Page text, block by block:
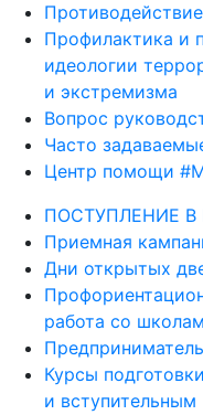
Профилактика и
идеологии
и экстремизма
Вопрос
Часто
Центр помощи
ПОСТУПЛЕНИЕ В
Приемная
Дни открытых
работа со
Курсы
и вступительным